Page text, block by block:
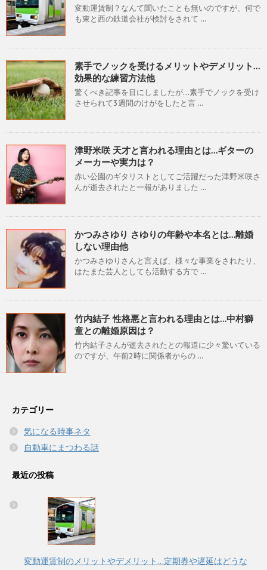
変動運賃制？なんて聞いたことも無いのですが、何で
も東と西の鉄道会社が検討をされて ...
素手でノックを受けるメリットやデメリット…
効果的な練習方法他
驚くべき記事を目にしましたが…素手でノックを受け
させられて3週間のけがをしたと言 ...
津野米咲 天才と言われる理由とは…ギターの
メーカーや実力は？
赤い公園のギタリストとしてご活躍だった津野米咲さ
んが逝去されたと一報がありました ...
かつみさゆり さゆりの年齢や本名とは…離婚
しない理由他
かつみさゆりさんと言えば、様々な事業をされたり、
はたまた芸人としても活動する方で ...
竹内結子 性格悪と言われる理由とは…中村獅
童との離婚原因は？
竹内結子さんが逝去されたとの報道に少々驚いている
のですが、午前2時に関係者からの ...
カテゴリー
気になる時事ネタ
自動車にまつわる話
最近の投稿
変動運賃制のメリットやデメリット…定期券や遅延はどうな